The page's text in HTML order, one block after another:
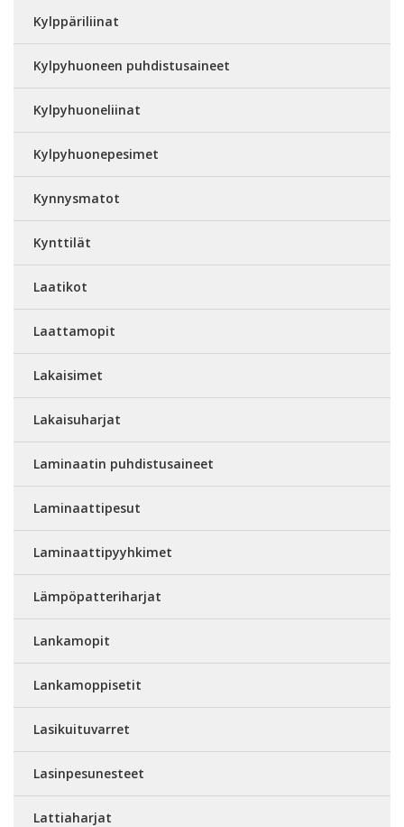
Kylppäriliinat
Kylpyhuoneen puhdistusaineet
Kylpyhuoneliinat
Kylpyhuonepesimet
Kynnysmatot
Kynttilät
Laatikot
Laattamopit
Lakaisimet
Lakaisuharjat
Laminaatin puhdistusaineet
Laminaattipesut
Laminaattipyyhkimet
Lämpöpatteriharjat
Lankamopit
Lankamoppisetit
Lasikuituvarret
Lasinpesunesteet
Lattiaharjat